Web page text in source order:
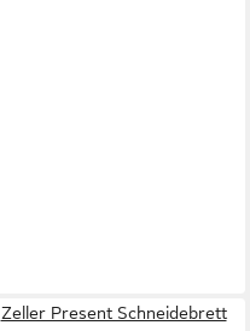
Zeller Present Schneidebrett